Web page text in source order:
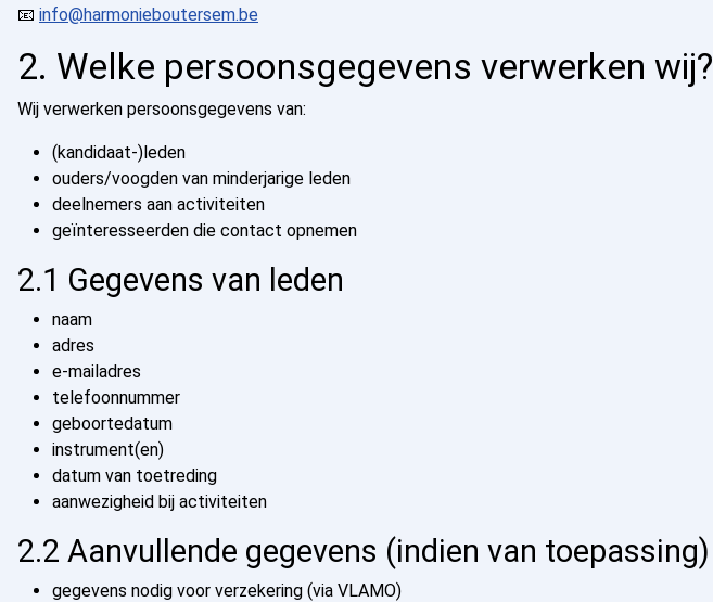
📧 info@harmonieboutersem.be
2. Welke persoonsgegevens verwerken wij?
Wij verwerken persoonsgegevens van:
(kandidaat-)leden
ouders/voogden van minderjarige leden
deelnemers aan activiteiten
geïnteresseerden die contact opnemen
2.1 Gegevens van leden
naam
adres
e-mailadres
telefoonnummer
geboortedatum
instrument(en)
datum van toetreding
aanwezigheid bij activiteiten
2.2 Aanvullende gegevens (indien van toepassing)
gegevens nodig voor verzekering (via VLAMO)